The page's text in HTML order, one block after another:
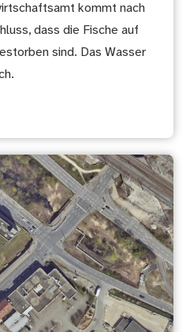
kommt nach
dass die Fische auf
sind. Das Wasser